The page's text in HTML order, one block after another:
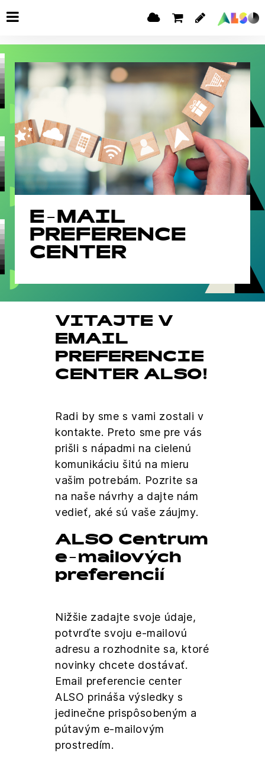
E-MAIL
PREFERENCE
CENTER
VITAJTE V
EMAIL
PREFERENCIE
CENTER ALSO!
Radi by sme s vami zostali v
kontakte. Preto sme pre vás
prišli s nápadmi na cielenú
komunikáciu šitú na mieru
vašim potrebám. Pozrite sa
na naše návrhy a dajte nám
vedieť, aké sú vaše záujmy.
ALSO Centrum
e-mailových
preferencií
Nižšie zadajte svoje údaje,
potvrďte svoju e-mailovú
adresu a rozhodnite sa, ktoré
novinky chcete dostávať.
Email preferencie center
ALSO prináša výsledky s
jedinečne prispôsobeným a
pútavým e-mailovým
prostredím.